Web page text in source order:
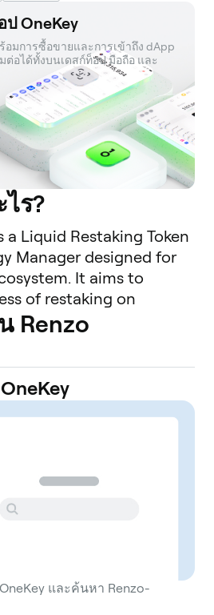
ป OneKey
อมการซื้อขายและการเข้าถึง dApp
ต่อได้ทั้งบนเดสก์ท็อป มือถือ และ
ร?
a Liquid Restaking Token
Manager designed for
It aims to
of restaking on
the complexities
to secure Actively
(AVSs) with their staked
rewards. However,
in EigenLayer requires
including selecting
claims, and
slashing risks.
streamlined interface for
In return, they receive
liquid restaking
Renzo
และค้นหา Renzo-